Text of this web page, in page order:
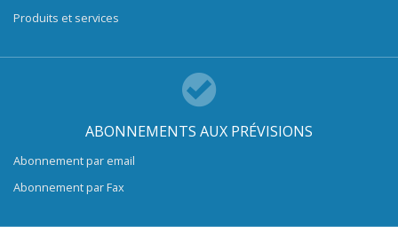
Produits et services
ABONNEMENTS AUX PRÉVISIONS
Abonnement par email
Abonnement par Fax